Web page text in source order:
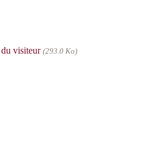
visiteur (293.0 Ko)